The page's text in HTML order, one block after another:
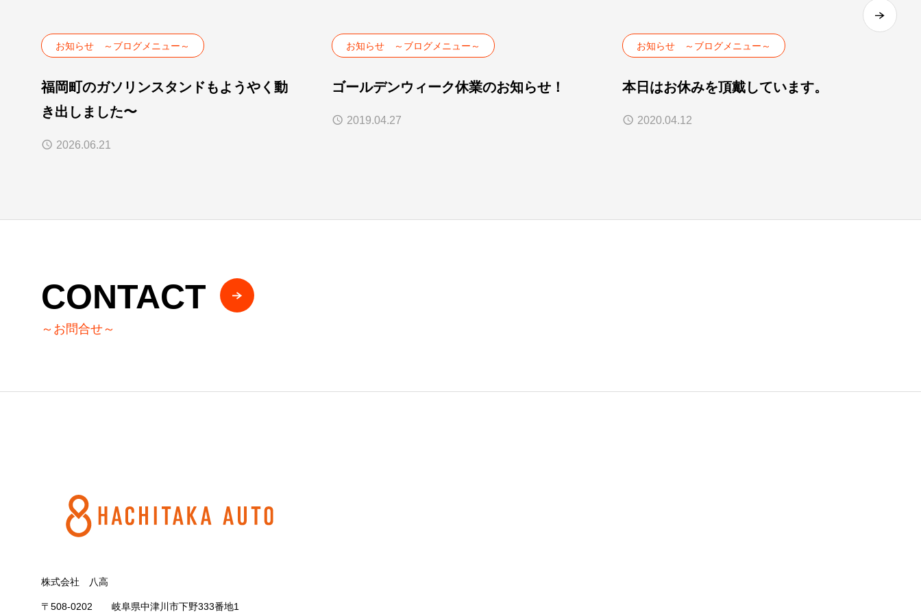
お知らせ ～ブログメニュー～
福岡町のガソリンスタンドもようやく動
き出しました〜
2026.06.21
お知らせ ～ブログメニュー～
ゴールデンウィーク休業のお知らせ！
2019.04.27
お知らせ ～ブログメニュー～
本日はお休みを頂戴しています。
2020.04.12
CONTACT
～お問合せ～
株式会社 八高
〒508-0202 岐阜県中津川市下野333番地1